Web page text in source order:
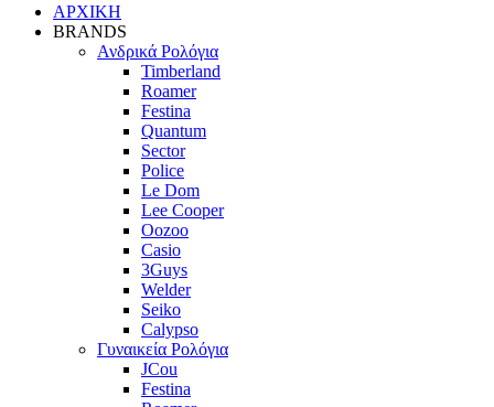
ΑΡΧΙΚΗ
BRANDS
Ανδρικά Ρολόγια
Timberland
Roamer
Festina
Quantum
Sector
Police
Le Dom
Lee Cooper
Oozoo
Casio
3Guys
Welder
Seiko
Calypso
Γυναικεία Ρολόγια
JCou
Festina